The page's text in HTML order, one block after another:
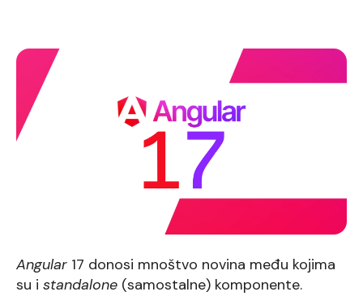
Angular 17 donosi mnoštvo novina među kojima
su i standalone (samostalne) komponente.